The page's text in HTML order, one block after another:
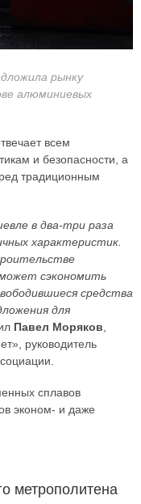
рынку
алюминиевых
всем
и безопасности, а
традиционным
в два-три раза
характеристик.
сэкономить
средства
для
Павел Моряков
руководитель
сплавов
эконом- и даже
метрополитена